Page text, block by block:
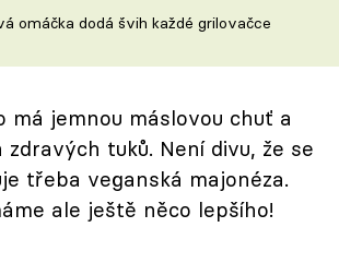
omáčka dodá švih každé grilovačce
má jemnou máslovou chuť a
tuků. Není divu, že se
třeba veganská majonéza.
ale ještě něco lepšího!